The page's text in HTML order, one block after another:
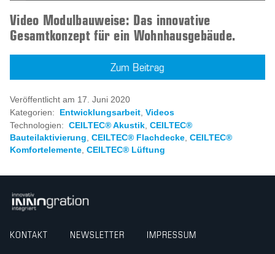
Video Modulbauweise: Das innovative
Gesamtkonzept für ein Wohnhausgebäude.
Zum Beitrag
Veröffentlicht am 17. Juni 2020
Kategorien:
Entwicklungsarbeit, Videos
Technologien: CEILTEC® Akustik, CEILTEC®
Bauteilaktivierung CEILTEC® Flachdecke CEILTEC®
Komfortelemente CEILTEC® Lüftung
KONTAKT NEWSLETTER IMPRESSUM